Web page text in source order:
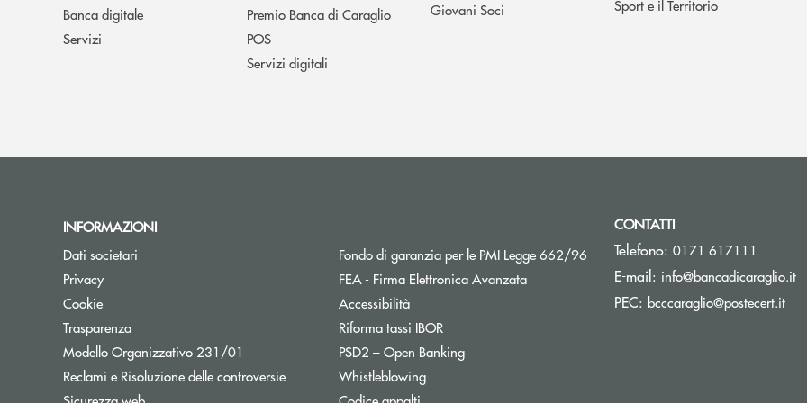
Banca digitale
Servizi
Premio Banca di Caraglio
POS
Servizi digitali
Giovani Soci
Sport e il Territorio
INFORMAZIONI
Dati societari
Privacy
Cookie
Trasparenza
Modello Organizzativo 231/01
Reclami e Risoluzione delle controversie
Fondo di garanzia per le PMI Legge 662/96 Apre una nuova finestra
FEA - Firma Elettronica Avanzata
AccessibilitàApre una nuova finestra
Riforma tassi IBORApre una nuova finestra
PSD2 – Open BankingApre una nuova finestra
Whistleblowing
CONTATTI
Telefono: 0171 617111
E-mail: info@bancadicaraglio.it
PEC: bcccaraglio@postecert.it(si